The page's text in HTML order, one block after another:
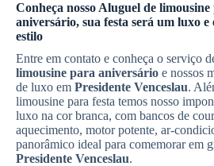
Conheça nosso Aluguel de limousine
aniversário, sua festa será um luxo e
estilo
Entre em contato e conheça o serviço
limousine para aniversário e nossos
de luxo em Presidente Venceslau.
limousine para festa temos nosso
luxo na cor branca, com bancos de
aquecimento, motor potente, ar-
panorâmico ideal para comemorar em
Presidente Venceslau.